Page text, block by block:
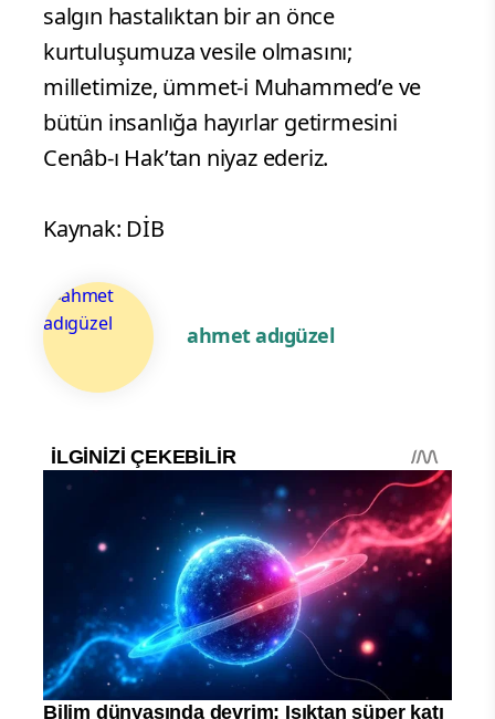
salgın hastalıktan bir an önce
kurtuluşumuza vesile olmasını;
milletimize, ümmet-i Muhammed’e ve
bütün insanlığa hayırlar getirmesini
Cenâb-ı Hak’tan niyaz ederiz.
Kaynak: DİB
ahmet adıgüzel